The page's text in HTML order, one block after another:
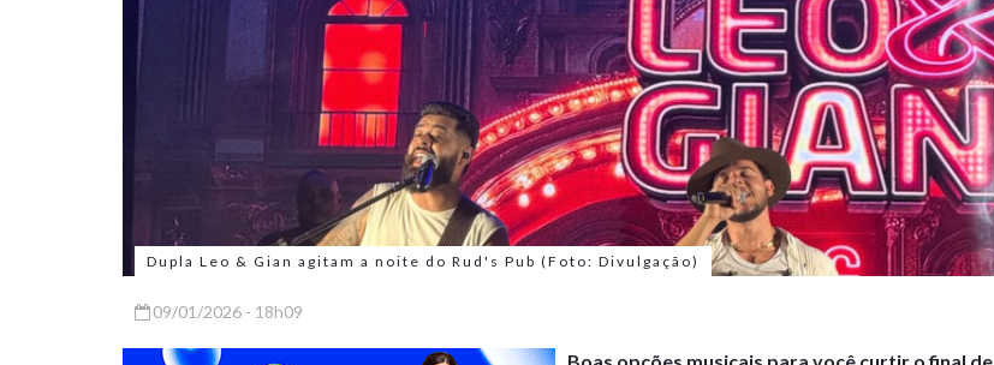
Dupla Leo & Gian agitam a noite do Rud's Pub (Foto: Divulgação)
09/01/2026 - 18h09